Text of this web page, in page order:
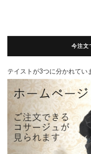
今注文
テイストが3つに分かれてい